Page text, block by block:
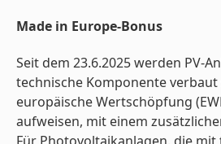
Made in Europe-Bonus
Seit dem 23.6.2025 werden PV-
technische Komponente verbaut
europäische Wertschöpfung
aufweisen, mit einem